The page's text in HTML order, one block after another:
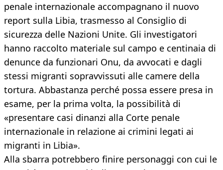
penale internazionale accompagnano il nuovo
report sulla Libia, trasmesso al Consiglio di
sicurezza delle Nazioni Unite. Gli investigatori
hanno raccolto materiale sul campo e centinaia di
denunce da funzionari Onu, da avvocati e dagli
stessi migranti sopravvissuti alle camere della
tortura. Abbastanza perché possa essere presa in
esame, per la prima volta, la possibilità di
«presentare casi dinanzi alla Corte penale
internazionale in relazione ai crimini legati ai
migranti in Libia».
Alla sbarra potrebbero finire personaggi con cui le